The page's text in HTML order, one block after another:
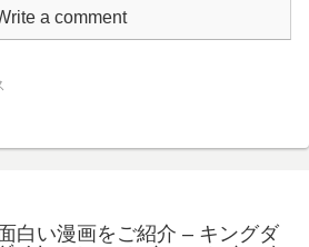
a comment
白い漫画をご紹介 – キングダ